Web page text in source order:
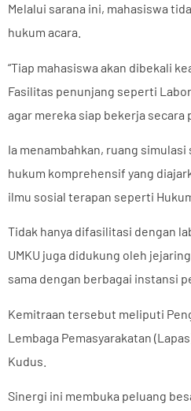
Melalui sarana ini, mahasiswa
hukum acara.
“Tiap mahasiswa akan dibekali
Fasilitas penunjang seperti
agar mereka siap bekerja secara
Ia menambahkan, ruang
hukum komprehensif yang
ilmu sosial terapan seperti
Tidak hanya difasilitasi dengan
UMKU juga didukung oleh
sama dengan berbagai instansi
Kemitraan tersebut meliputi
Lembaga Pemasyarakatan
Kudus.
Sinergi ini membuka peluang